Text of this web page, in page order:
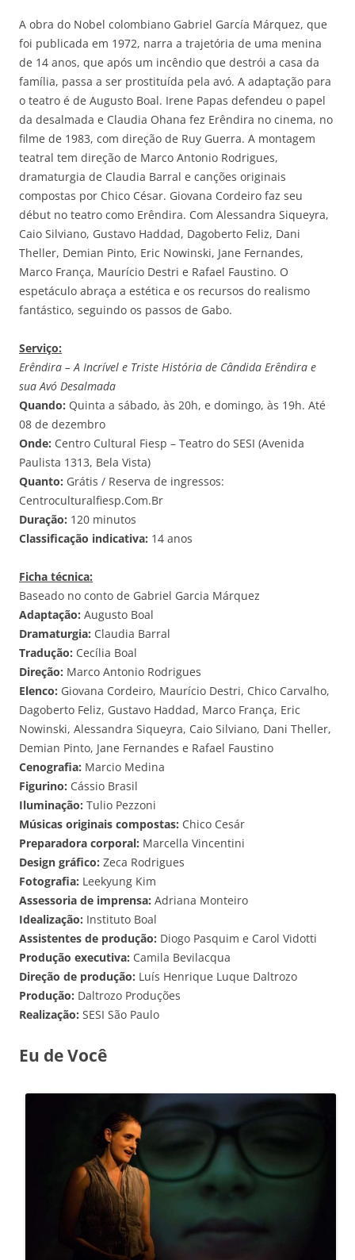
A obra do Nobel colombiano Gabriel García Márquez, que
foi publicada em 1972, narra a trajetória de uma menina
de 14 anos, que após um incêndio que destrói a casa da
família, passa a ser prostituída pela avó. A adaptação para
o teatro é de Augusto Boal. Irene Papas defendeu o papel
da desalmada e Claudia Ohana fez Erêndira no cinema, no
filme de 1983, com direção de Ruy Guerra. A montagem
teatral tem direção de Marco Antonio Rodrigues,
dramaturgia de Claudia Barral e canções originais
compostas por Chico César. Giovana Cordeiro faz seu
début no teatro como Erêndira. Com Alessandra Siqueyra,
Caio Silviano, Gustavo Haddad, Dagoberto Feliz, Dani
Theller, Demian Pinto, Eric Nowinski, Jane Fernandes,
Marco França, Maurício Destri e Rafael Faustino. O
espetáculo abraça a estética e os recursos do realismo
fantástico, seguindo os passos de Gabo.
Serviço:
Erêndira – A Incrível e Triste História de Cândida Erêndira e
sua Avó Desalmada
Quando: Quinta a sábado, às 20h, e domingo, às 19h. Até
08 de dezembro
Onde: Centro Cultural Fiesp – Teatro do SESI (Avenida
Paulista 1313, Bela Vista)
Quanto: Grátis / Reserva de ingressos:
Centroculturalfiesp.Com.Br
Duração: 120 minutos
Classificação indicativa: 14 anos
Ficha técnica:
Baseado no conto de Gabriel Garcia Márquez
Adaptação: Augusto Boal
Dramaturgia: Claudia Barral
Tradução: Cecília Boal
Direção: Marco Antonio Rodrigues
Elenco: Giovana Cordeiro, Maurício Destri, Chico Carvalho,
Dagoberto Feliz, Gustavo Haddad, Marco França, Eric
Nowinski, Alessandra Siqueyra, Caio Silviano, Dani Theller,
Demian Pinto, Jane Fernandes e Rafael Faustino
Cenografia: Marcio Medina
Figurino: Cássio Brasil
Iluminação: Tulio Pezzoni
Músicas originais compostas: Chico Cesár
Preparadora corporal: Marcella Vincentini
Design gráfico: Zeca Rodrigues
Fotografia: Leekyung Kim
Assessoria de imprensa: Adriana Monteiro
Idealização: Instituto Boal
Assistentes de produção: Diogo Pasquim e Carol Vidotti
Produção executiva: Camila Bevilacqua
Direção de produção: Luís Henrique Luque Daltrozo
Produção: Daltrozo Produções
Realização: SESI São Paulo
Eu de Você